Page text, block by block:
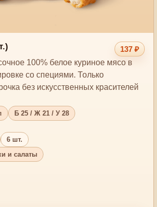
137 ₽
100% белое куриное мясо в
со специями. Только
без искусственных красителей
Б 25 / Ж 21 / У 28
6 шт.
и салаты